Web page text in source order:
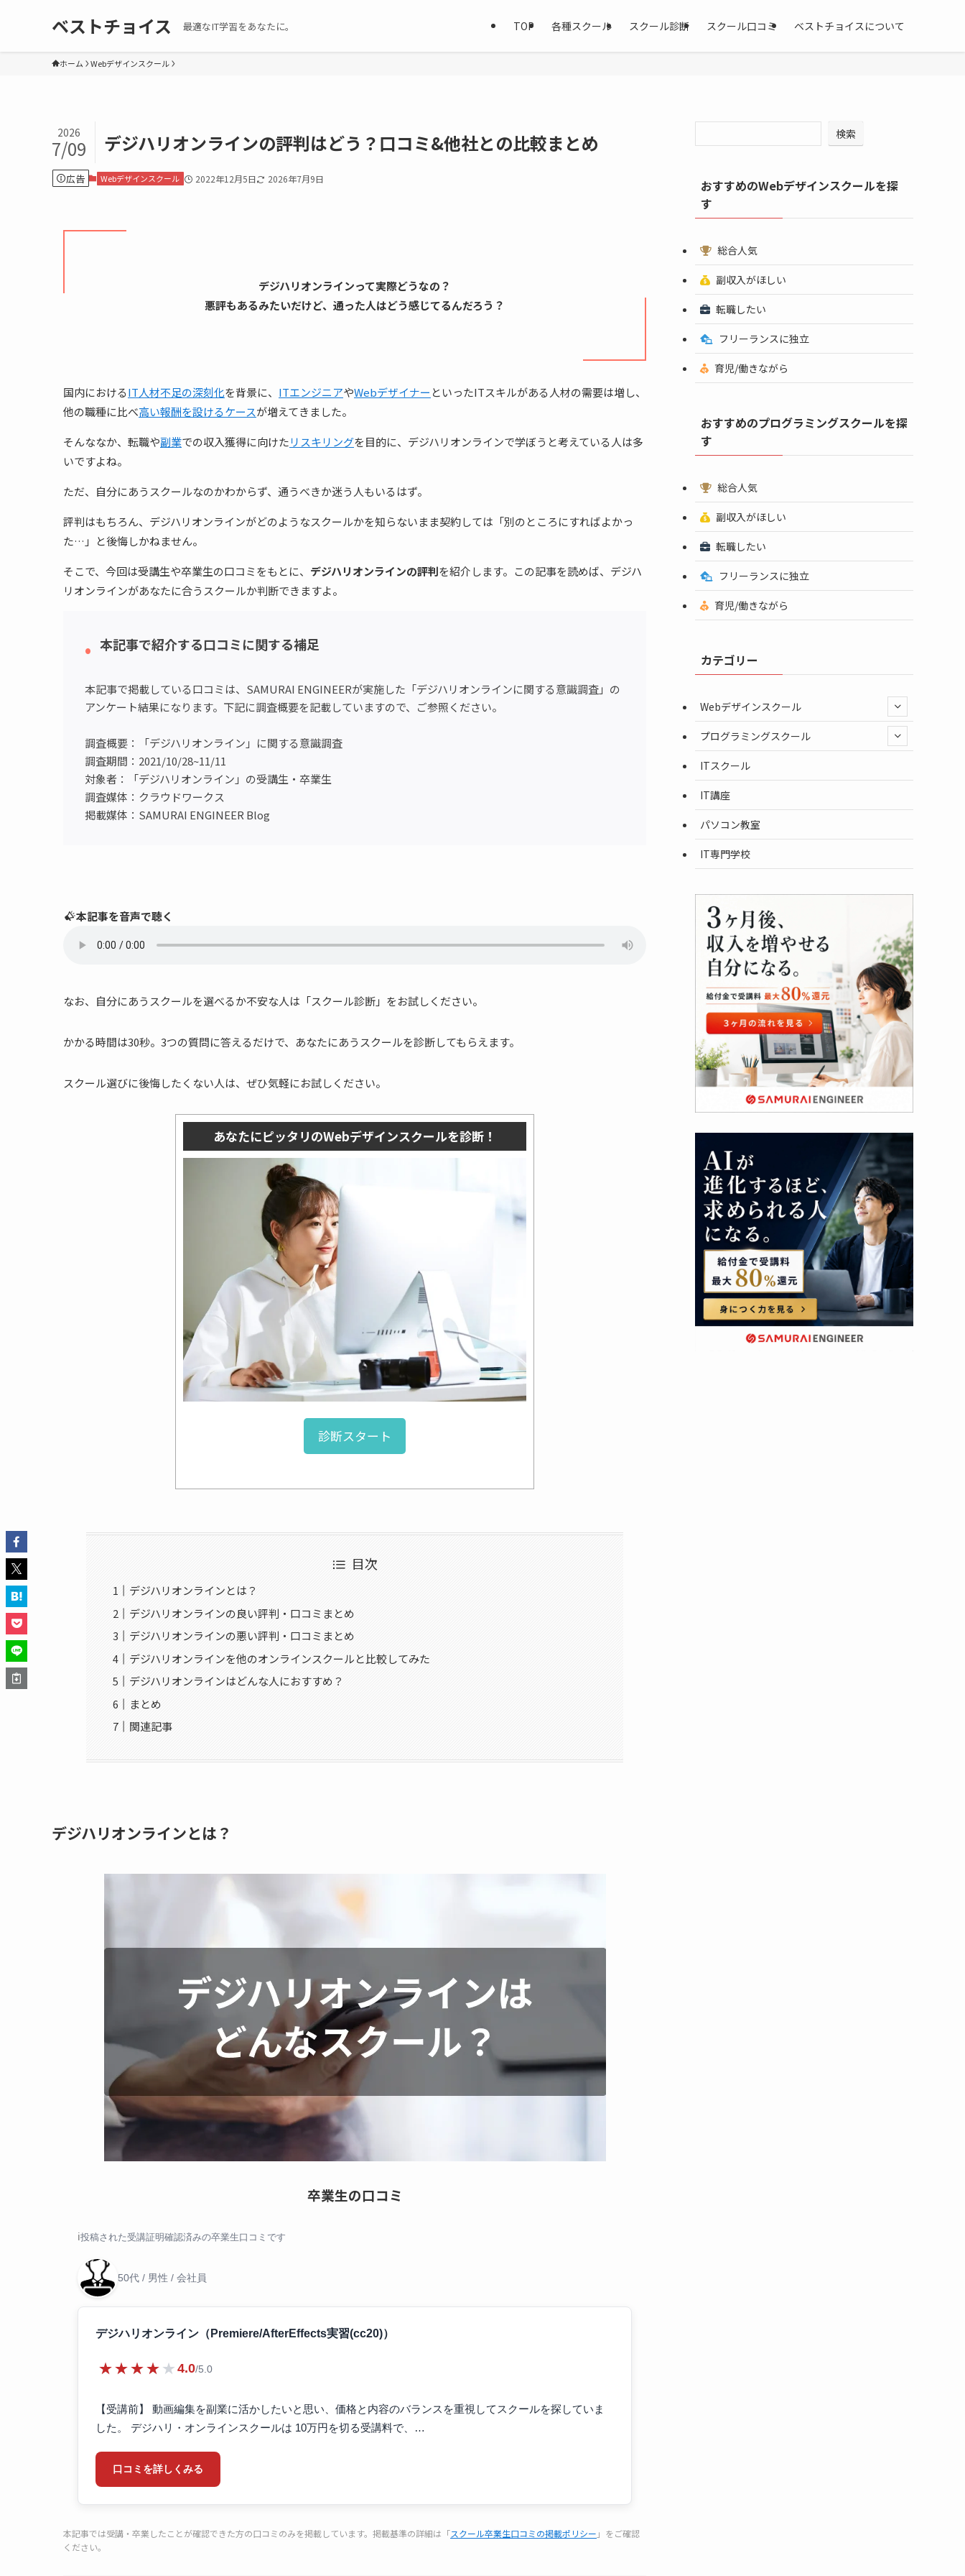
ベストチョイス 最適なIT学習をあなたに。 TOP 各種スクール スクール診断 スクール口コミ ベストチョイスについて
ホーム Webデザインスクール
デジハリオンラインの評判はどう？口コミ&他社との比較まとめ
2026
7/09
広告 Webデザインスクール 2022年12月5日 2026年7月9日
デジハリオンラインって実際どうなの？
悪評もあるみたいだけど、通った人はどう感じてるんだろう？
国内におけるIT人材不足の深刻化を背景に、 ITエンジニアやWebデザイナー といったITスキルがある人材の需要は増し、
他の職種に比べ高い報酬を設けるケースが増えてきました。
そんななか、転職や副業での収入獲得に向けたリスキリングを目的に、デジハリオンラインで学ぼうと考えている人は多
いですよね。
ただ、自分にあうスクールなのかわからず、通うべきか迷う人もいるはず。
評判はもちろん、デジハリオンラインがどのようなスクールかを知らないまま契約しては「別のところにすればよかっ
た…」と後悔しかねません。
そこで、今回は受講生や卒業生の口コミをもとに、 デジハリオンラインの評判を紹介します。この記事を読めば、デジハ
リオンラインがあなたに合うスクールか判断できますよ。
本記事で紹介する口コミに関する補足
本記事で掲載している口コミは、SAMURAI ENGINEERが実施した「デジハリオンラインに関する意識調査」の
アンケート結果になります。下記に調査概要を記載していますので、ご参照ください。
調査概要：「デジハリオンライン」に関する意識調査
調査期間：2021/10/28~11/11
対象者：「デジハリオンライン」の受講生・卒業生
調査媒体：クラウドワークス
掲載媒体：SAMURAI ENGINEER Blog
本記事を音声で聴く
なお、自分にあうスクールを選べるか不安な人は「スクール診断」をお試しください。
かかる時間は30秒。3つの質問に答えるだけで、あなたにあうスクールを診断してもらえます。
スクール選びに後悔したくない人は、ぜひ気軽にお試しください。
あなたにピッタリのWebデザインスクールを診断！
診断スタート
目次
デジハリオンラインとは？
デジハリオンラインの良い評判・口コミまとめ
デジハリオンラインの悪い評判・口コミまとめ
デジハリオンラインを他のオンラインスクールと比較してみた
デジハリオンラインはどんな人におすすめ？
まとめ
関連記事
デジハリオンラインとは？
卒業生の口コミ
投稿された受講証明確認済みの卒業生口コミです
50代 / 男性 / 会社員
デジハリオンライン（Premiere/AfterEffects実習(cc20)）
★★★★★ 4.0/5.0
【受講前】 動画編集を副業に活かしたいと思い、価格と内容のバランスを重視してスクールを探していま
した。 デジハリ・オンラインスクールは 10万円を切る受講料で、…
口コミを詳しくみる
本記事では受講・卒業したことが確認できた方の口コミのみを掲載しています。掲載基準の詳細は「スクール卒業生口コミの掲載ポリシー 」をご確認
ください。
検索
おすすめのWebデザインスクールを探
す
総合人気
副収入がほしい
転職したい
フリーランスに独立
育児/働きながら
おすすめのプログラミングスクールを探
す
総合人気
副収入がほしい
転職したい
フリーランスに独立
育児/働きながら
カテゴリー
Webデザインスクール
プログラミングスクール
ITスクール
IT講座
パソコン教室
IT専門学校